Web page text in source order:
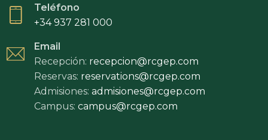
Teléfono
+34 937 281 000
Email
Recepción: recepcion@rcgep.com
Reservas: reservations@rcgep.com
Admisiones: admisiones@rcgep.com
Campus: campus@rcgep.com